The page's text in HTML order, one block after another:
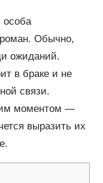
особа
роман. Обычно,
ожиданий.
в браке и не
связи.
моментом —
выразить их